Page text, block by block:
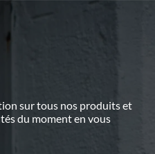
sur tous nos produits et
du moment en vous